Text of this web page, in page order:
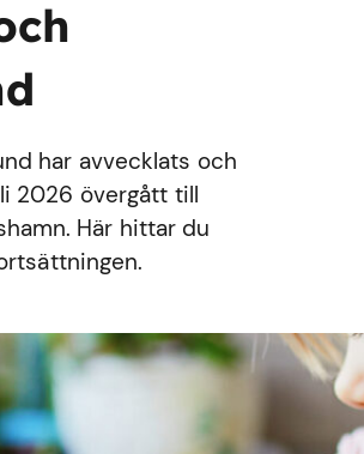
har avvecklats och
2026 övergått till
Här hittar du